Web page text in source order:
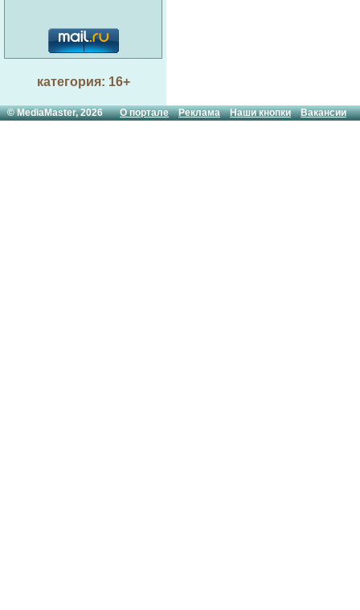
категория: 16+
© MediaMaster, 2026О портале Реклама Наши кнопки Вакансии